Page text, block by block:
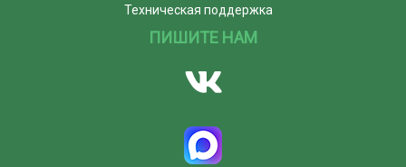
Техническая поддержка
ПИШИТЕ НАМ